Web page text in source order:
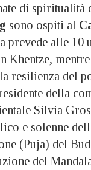
di spiritualità
sono ospiti al
prevede alle 10
Khentze,
resilienza del
della
Silvia
e solenne
(Puja) del
del